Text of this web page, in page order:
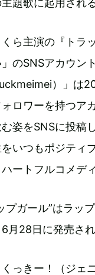
ら主演の『トラ
のSNSアカウン
）」は
ォロワーを持つア
姿をSNSに投稿
いつもポジティ
ートフルコメディ
プガール”はラッ
6月28日に発売さ
くっきー！（ジェ